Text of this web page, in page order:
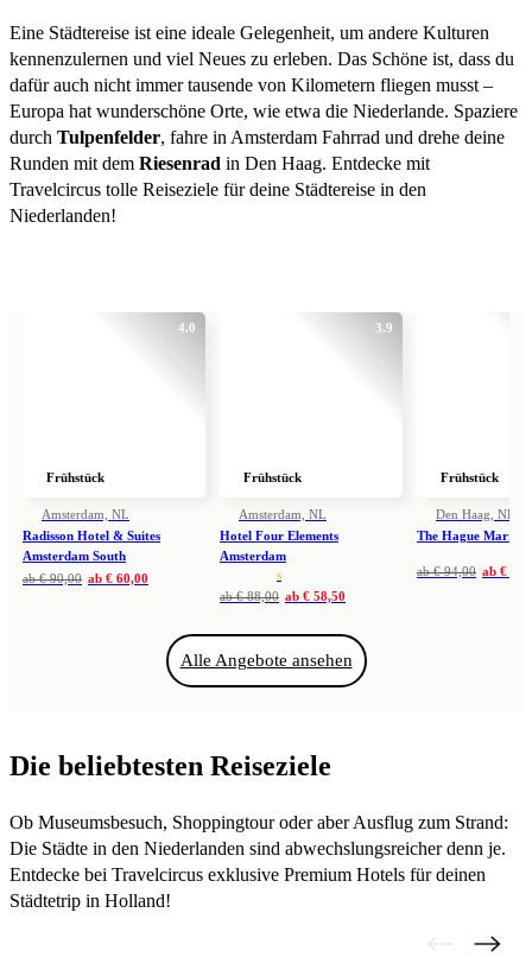
Eine Städtereise ist eine ideale Gelegenheit, um andere Kulturen
kennenzulernen und viel Neues zu erleben. Das Schöne ist, dass du
dafür auch nicht immer tausende von Kilometern fliegen musst –
Europa hat wunderschöne Orte, wie etwa die Niederlande. Spaziere
durch Tulpenfelder, fahre in Amsterdam Fahrrad und drehe deine
Runden mit dem Riesenrad in Den Haag. Entdecke mit
Travelcircus tolle Reiseziele für deine Städtereise in den
Niederlanden!
4.0
Frühstück
Amsterdam, NL
Radisson Hotel & Suites
Amsterdam South
ab € 90,00 ab € 60,00
3.9
Frühstück
Amsterdam, NL
Hotel Four Elements
Amsterdam
s
ab € 88,00 ab € 58,50
Frühstück
Den Haag, NL
The Hague
ab € 94,00 ab €
Alle Angebote ansehen
Die beliebtesten Reiseziele
Ob Museumsbesuch, Shoppingtour oder aber Ausflug zum Strand:
Die Städte in den Niederlanden sind abwechslungsreicher denn je.
Entdecke bei Travelcircus exklusive Premium Hotels für deinen
Städtetrip in Holland!